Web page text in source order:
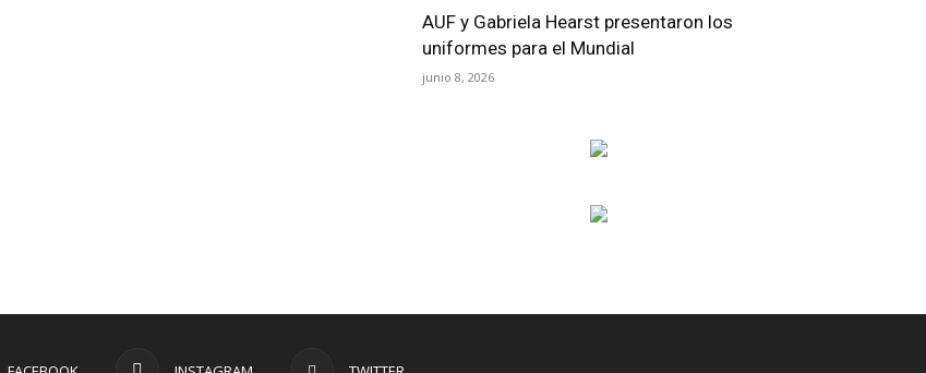
AUF y Gabriela Hearst presentaron los
uniformes para el Mundial
junio 8, 2026